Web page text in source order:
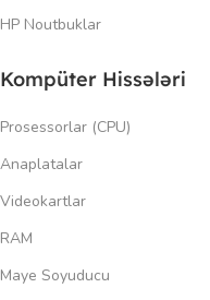
HP Noutbuklar
Kompüter Hissələri
Prosessorlar (CPU)
Anaplatalar
Videokartlar
RAM
Maye Soyuducu